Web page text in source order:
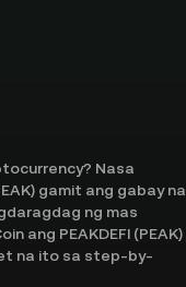
Nasa
gamit ang gabay na
ng mas
ang PEAKDEFI (PEAK)
na ito sa step-by-